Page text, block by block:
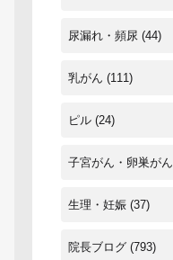
尿漏れ・頻尿 (44)
乳がん (111)
ピル (24)
子宮がん・卵巣がん
生理・妊娠 (37)
院長ブログ (793)